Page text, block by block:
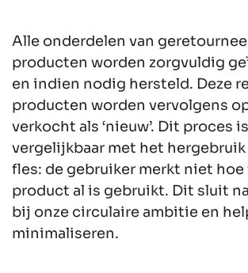
Alle onderdelen van
producten worden zorgvuldig
en indien nodig hersteld. Deze
producten worden vervolgens
verkocht als ‘nieuw’. Dit proces is
vergelijkbaar met het hergebruik
fles: de gebruiker merkt niet hoe
product al is gebruikt. Dit sluit
bij onze circulaire ambitie en
minimaliseren.